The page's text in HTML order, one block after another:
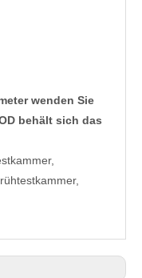
wenden Sie
behält sich das